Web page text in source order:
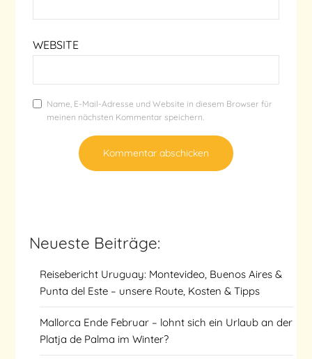
WEBSITE
Name, E-Mail-Adresse und Website in diesem Browser für
meinen nächsten Kommentar speichern.
Neueste Beiträge:
Reisebericht Uruguay: Montevideo, Buenos Aires &
Punta del Este – unsere Route, Kosten & Tipps
Mallorca Ende Februar – lohnt sich ein Urlaub an der
Platja de Palma im Winter?